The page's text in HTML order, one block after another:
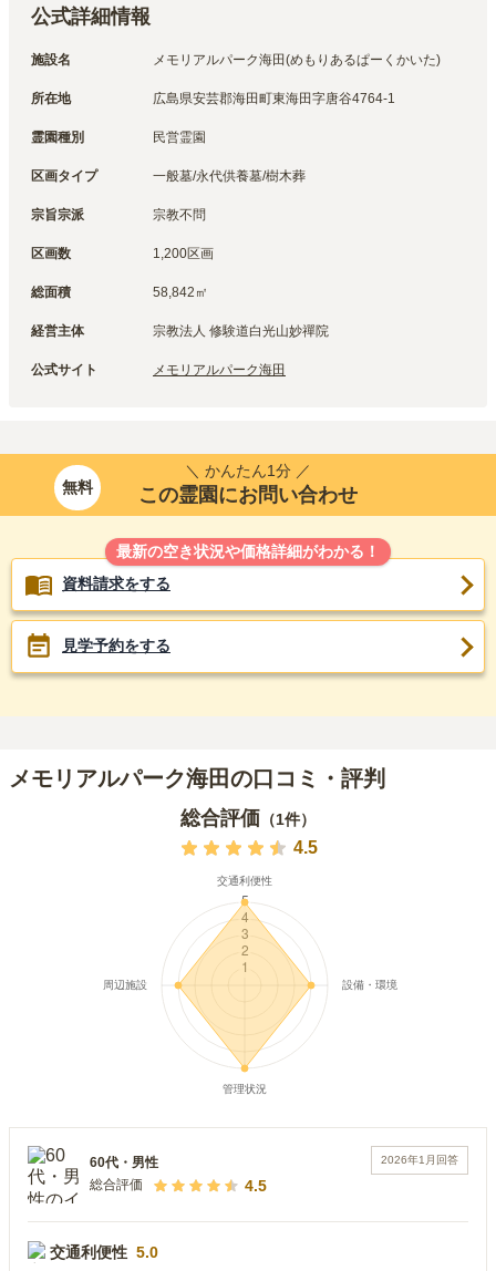
公式詳細情報
施設名 メモリアルパーク海田(めもりあるぱーくかいた)
所在地 広島県安芸郡海田町東海田字唐谷4764-1
霊園種別 民営霊園
区画タイプ 一般墓/永代供養墓/樹木葬
宗旨宗派 宗教不問
区画数 1,200区画
総面積 58,842㎡
経営主体 宗教法人 修験道白光山妙禪院
公式サイト メモリアルパーク海田
無料
＼ かんたん1分 ／
この霊園にお問い合わせ
最新の空き状況や価格詳細がわかる！
資料請求をする
見学予約をする
メモリアルパーク海田の口コミ・評判
総合評価 （1件）
4.5
2026年1月 回答
60代 ・ 男性
総合評価
4.5
交通利便性 5.0